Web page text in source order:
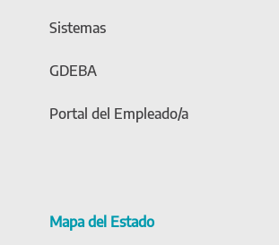
Sistemas
GDEBA
Portal del Empleado/a
Mapa del Estado